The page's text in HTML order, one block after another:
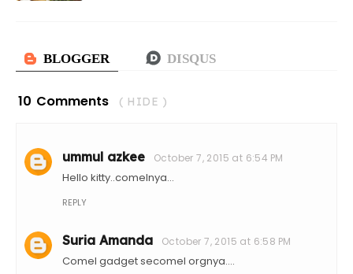
10 Comments ( HIDE )
ummul azkee October 7, 2015 at 6:54 PM
Hello kitty..comelnya...
REPLY
Suria Amanda October 7, 2015 at 6:58 PM
Comel gadget secomel orgnya....